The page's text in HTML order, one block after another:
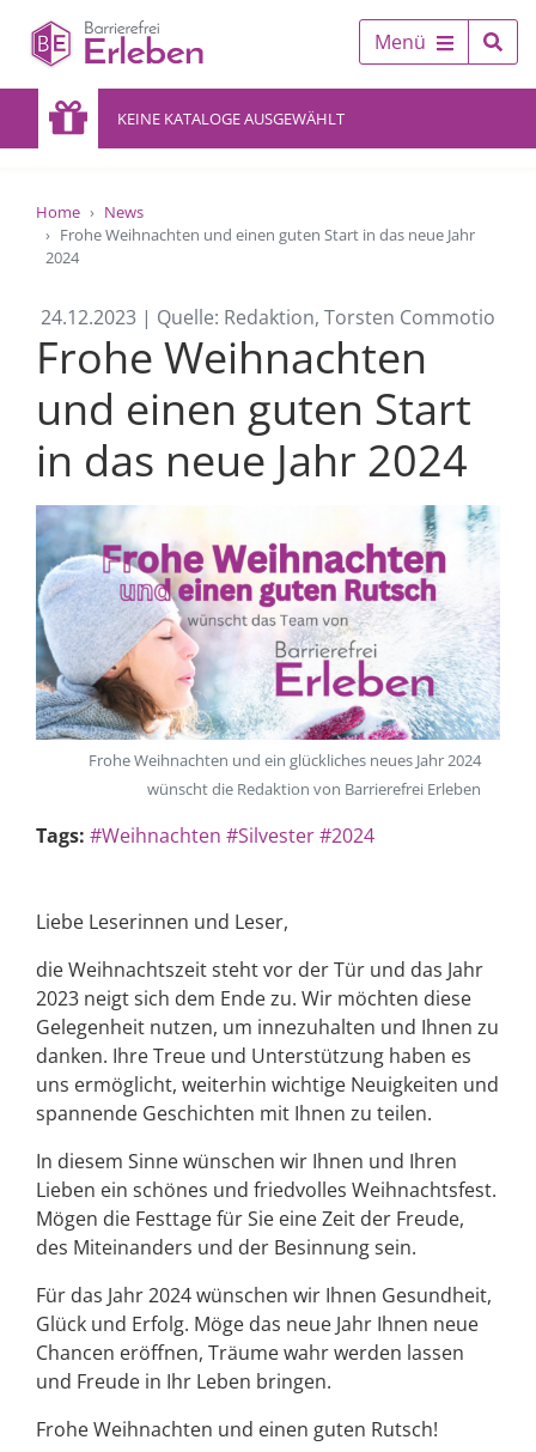
Menü
KEINE KATALOGE AUSGEWÄHLT
Home
News
Frohe Weihnachten und einen guten Start in das neue Jahr
2024
24.12.2023 | Quelle: Redaktion, Torsten Commotio
Frohe Weihnachten
und einen guten Start
in das neue Jahr 2024
Frohe Weihnachten und ein glückliches neues Jahr 2024
wünscht die Redaktion von Barrierefrei Erleben
Tags: #Weihnachten #Silvester#2024
Liebe Leserinnen und Leser,
die Weihnachtszeit steht vor der Tür und das Jahr
2023 neigt sich dem Ende zu. Wir möchten diese
Gelegenheit nutzen, um innezuhalten und Ihnen zu
danken. Ihre Treue und Unterstützung haben es
uns ermöglicht, weiterhin wichtige Neuigkeiten und
spannende Geschichten mit Ihnen zu teilen.
In diesem Sinne wünschen wir Ihnen und Ihren
Lieben ein schönes und friedvolles Weihnachtsfest.
Mögen die Festtage für Sie eine Zeit der Freude,
des Miteinanders und der Besinnung sein.
Für das Jahr 2024 wünschen wir Ihnen Gesundheit,
Glück und Erfolg. Möge das neue Jahr Ihnen neue
Chancen eröffnen, Träume wahr werden lassen
und Freude in Ihr Leben bringen.
Frohe Weihnachten und einen guten Rutsch!